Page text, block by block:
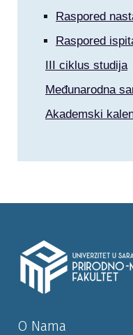
Raspored
Raspored
III ciklus studija
Međunarodna
Akademski
O Nama